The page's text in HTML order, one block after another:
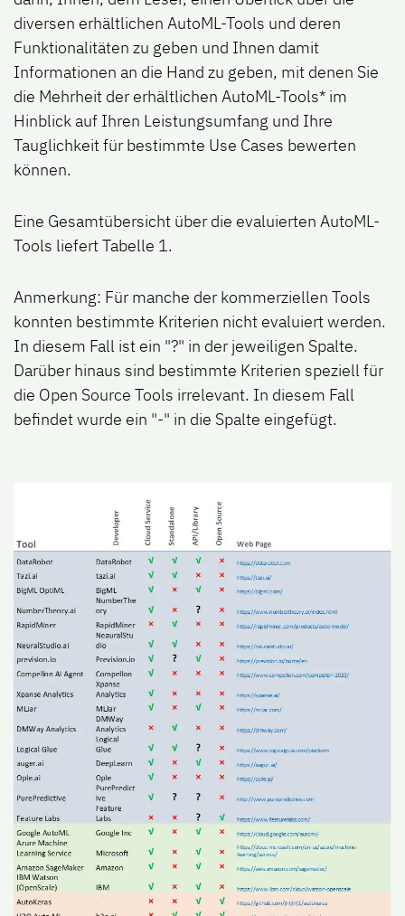
diversen erhältlichen AutoML-Tools und deren
Funktionalitäten zu geben und Ihnen damit
Informationen an die Hand zu geben, mit denen Sie
die Mehrheit der erhältlichen AutoML-Tools* im
Hinblick auf Ihren Leistungsumfang und Ihre
Tauglichkeit für bestimmte Use Cases bewerten
können.
Eine Gesamtübersicht über die evaluierten AutoML-
Tools liefertTabelle 1.
Anmerkung: Für manche der kommerziellen Tools
konnten bestimmte Kriterien nicht evaluiert werden.
In diesem Fall ist ein "?" in der jeweiligen Spalte.
Darüber hinaus sind bestimmte Kriterien speziell für
die Open Source Tools irrelevant. In diesem Fall
befindet wurde ein "-" in die Spalte eingefügt.